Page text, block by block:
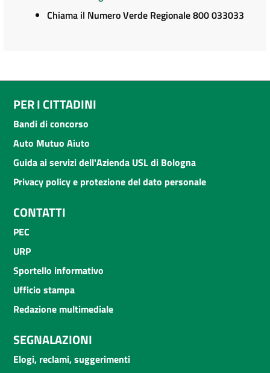
Chiama il Numero Verde Regionale 800 033033
PER I CITTADINI
Bandi di concorso
Auto Mutuo Aiuto
Guida ai servizi dell'Azienda USL di Bologna
Privacy policy e protezione del dato personale
CONTATTI
PEC
URP
Sportello informativo
Ufficio stampa
Redazione multimediale
SEGNALAZIONI
Elogi, reclami, suggerimenti